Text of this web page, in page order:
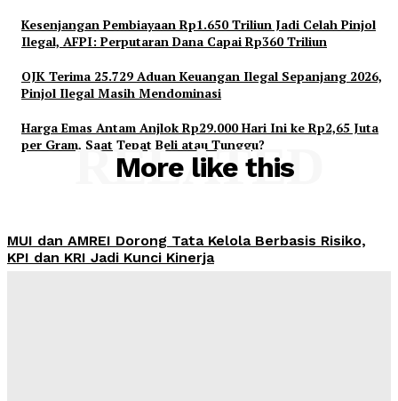
Kesenjangan Pembiayaan Rp1.650 Triliun Jadi Celah Pinjol
Ilegal, AFPI: Perputaran Dana Capai Rp360 Triliun
OJK Terima 25.729 Aduan Keuangan Ilegal Sepanjang 2026,
Pinjol Ilegal Masih Mendominasi
Harga Emas Antam Anjlok Rp29.000 Hari Ini ke Rp2,65 Juta
per Gram, Saat Tepat Beli atau Tunggu?
More like this
RELATED
MUI dan AMREI Dorong Tata Kelola Berbasis Risiko,
KPI dan KRI Jadi Kunci Kinerja